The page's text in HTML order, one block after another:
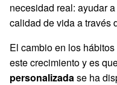
necesidad real: ayudar
calidad de vida a través
El cambio en los
este crecimiento y es
personalizadase ha